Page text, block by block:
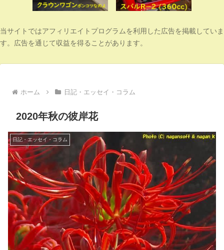
当サイトではアフィリエイトプログラムを利用した広告を掲載していま
す。広告を通じて収益を得ることがあります。
ホーム 日記・エッセイ・コラム
2020年秋の彼岸花
日記・エッセイ・コラム